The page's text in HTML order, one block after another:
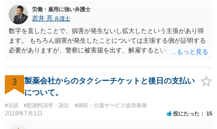
ないということです。 手術のミスの結果，手術前と比べて見た目が著
しく悪くなってしまったとか， 手術のミスの結果，入院期間が延びて
しまったとかいう事情があれば， 追加請求が可能な余地があります。
ただし，手術代の返金に応じた際に「これ以上金銭の請求はしませ
ん」という趣旨の合意をしてしまっていると， 上記の請求は，基本的
には困難となります。
労働・雇用に強い弁護士
若井 亮 弁護士
数字を直したことで、損害が発生ないし拡大したという主張があり得
ます。 もちろん損害が発生したことについては主張する側が証明する
必要がありますが、警察に被害届を出す、解雇するといった揺さぶり
とで、損害の証明なくとも解決金という形で支払に応じてしまうケー
スがあるのでご注意ください。
3
製薬会社からのタクシーチケットと後日の支払い
について。
#示談 #慰謝料請求・訴訟 #病院・介護サービス提供者側
2019年7月1日 役にたった 15